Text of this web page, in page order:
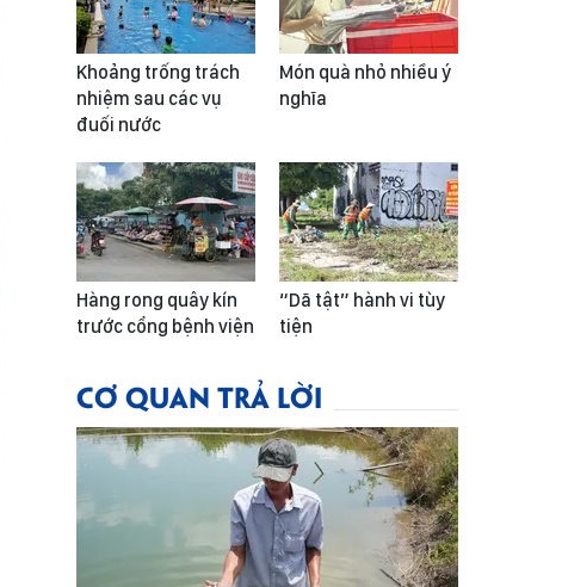
Khoảng trống trách
nhiệm sau các vụ
đuối nước
Món quà nhỏ nhiều ý
nghĩa
Hàng rong quây kín
trước cổng bệnh viện
“Dã tật” hành vi tùy
tiện
CƠ QUAN TRẢ LỜI